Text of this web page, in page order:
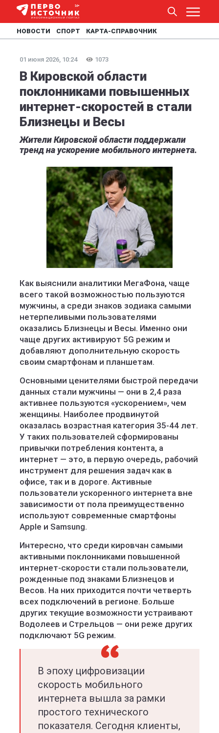
НОВОСТИ СПОРТ КАРТА-СПРАВОЧНИК
01 июня 2026, 10:24 1073
В Кировской области
поклонниками повышенных
интернет-скоростей в стали
Близнецы и Весы
Жители Кировской области поддержали
тренд на ускорение мобильного интернета.
Как выяснили аналитики МегаФона, чаще
всего такой возможностью пользуются
мужчины, а среди знаков зодиака самыми
нетерпеливыми пользователями
оказались Близнецы и Весы. Именно они
чаще других активируют 5G режим и
добавляют дополнительную скорость
своим смартфонам и планшетам.
Основными ценителями быстрой передачи
данных стали мужчины — они в 2,4 раза
активнее пользуются «ускорением», чем
женщины. Наиболее продвинутой
оказалась возрастная категория 35-44 лет.
У таких пользователей сформированы
привычки потребления контента, а
интернет — это, в первую очередь, рабочий
инструмент для решения задач как в
офисе, так и в дороге. Активные
пользователи ускоренного интернета вне
зависимости от пола преимущественно
используют современные смартфоны
Apple и Samsung.
Интересно, что среди кировчан самыми
активными поклонниками повышенной
интернет-скорости стали пользователи,
рожденные под знаками Близнецов и
Весов. На них приходится почти четверть
всех подключений в регионе. Больше
других текущие возможности устраивают
Водолеев и Стрельцов — они реже других
подключают 5G режим.
В эпоху цифровизации
скорость мобильного
интернета вышла за рамки
простого технического
показателя. Сегодня клиенты,